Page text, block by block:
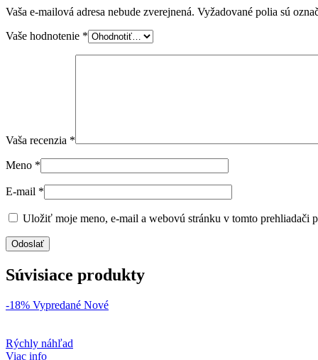
Vaša e-mailová adresa nebude zverejnená. Vyžadované polia sú
Vaše hodnotenie *
Vaša recenzia *
Meno *
E-mail *
Uložiť moje meno, e-mail a webovú stránku v tomto prehliadači
Súvisiace produkty
-18% Vypredané Nové
Rýchly náhľad
Viac info